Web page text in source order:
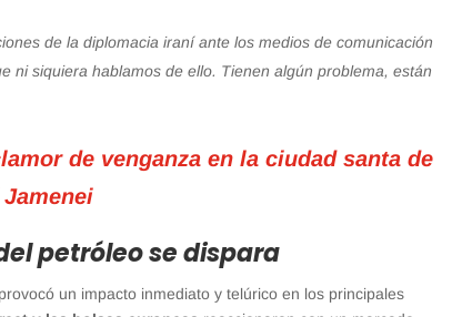
de la diplomacia iraní ante los medios de comunicación
ni siquiera hablamos de ello. Tienen algún problema, están
de venganza en la ciudad santa de
petróleo se dispara
un impacto inmediato y telúrico en los principales